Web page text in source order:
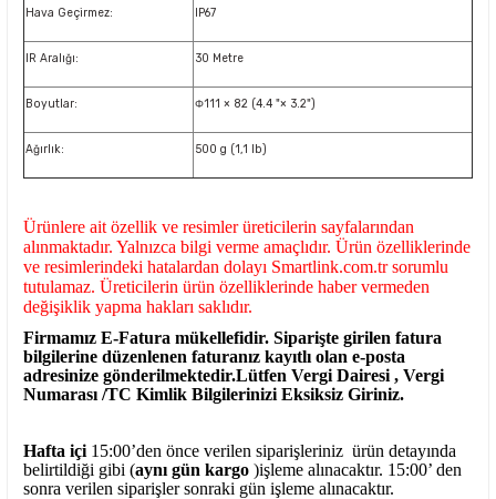
Hava Geçirmez: IP67
IR Aralığı: 30 Metre
Boyutlar: Φ111 × 82 (4.4 "× 3.2")
Ağırlık: 500 g (1,1 lb)
Ürünlere ait özellik ve resimler üreticilerin sayfalarından
alınmaktadır. Yalnızca bilgi verme amaçlıdır. Ürün özelliklerinde
ve resimlerindeki hatalardan dolayı Smartlink.com.tr sorumlu
tutulamaz. Üreticilerin ürün özelliklerinde haber vermeden
değişiklik yapma hakları saklıdır.
Firmamız E-Fatura mükellefidir. Siparişte girilen fatura
bilgilerine düzenlenen faturanız kayıtlı olan e-posta
adresinize gönderilmektedir.Lütfen Vergi Dairesi , Vergi
Numarası /TC Kimlik Bilgilerinizi Eksiksiz Giriniz.
Hafta içi 15:00’den önce verilen siparişleriniz ürün detayında
belirtildiği gibi (aynı gün kargo )işleme alınacaktır. 15:00’ den
sonra verilen siparişler sonraki gün işleme alınacaktır.